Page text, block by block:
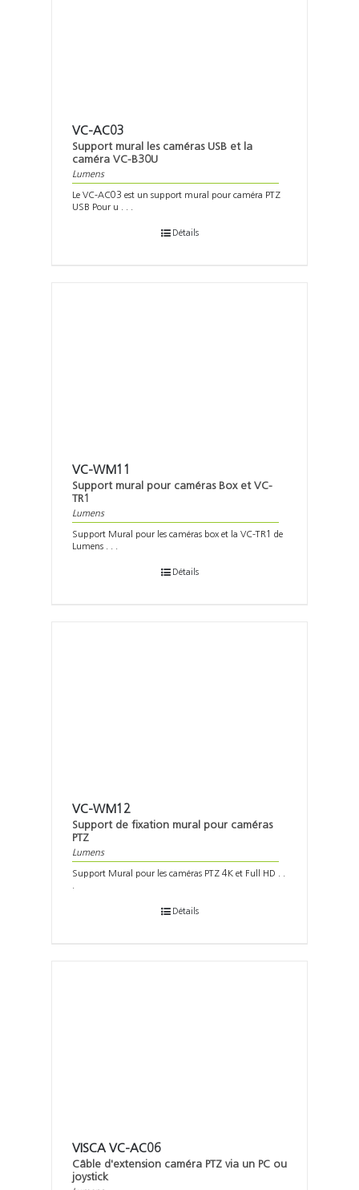
VC-AC03
Support mural les caméras USB et la
caméra VC-B30U
Lumens
Le VC-AC03 est un support mural pour caméra PTZ
USB Pour u . . .
Détails
VC-WM11
Support mural pour caméras Box et VC-
TR1
Lumens
Support Mural pour les caméras box et la VC-TR1 de
Lumens . . .
Détails
VC-WM12
Support de fixation mural pour caméras
PTZ
Lumens
Support Mural pour les caméras PTZ 4K et Full HD . .
.
Détails
VISCA VC-AC06
Câble d'extension caméra PTZ via un PC ou
joystick